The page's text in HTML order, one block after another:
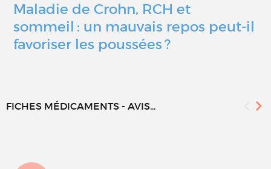
Maladie de Crohn, RCH et
sommeil : un mauvais repos peut-il
favoriser les poussées ?
FICHES MÉDICAMENTS - AVIS...